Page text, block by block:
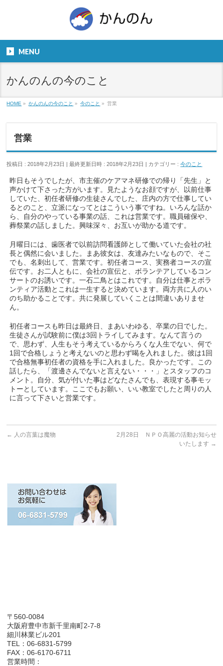
９：００～１８：００
MENU
かんのんの今のこと
HOME » かんのんの今のこと » 今のこと » 営業
営業
投稿日 : 2018年2月23日 最終更新日時 : 2018年2月23日 カテゴリー :今のこと
昨日もそうでしたが、市主催のケアマネ研修での帰り「先生」と
声かけて下さった方がいます。見たようなお顔ですが、以前仕事
していた、初任者研修の生徒さんでした、庄内の方で仕事してい
るとのこと、立派になってとはこういう事ですね。いろんな話か
ら、自分のやっている事業の話、これは営業です。職員確保や、
葬祭業の話しました。興味深々、お互いが助かる道です。
月曜日には、歯医者で以前訪問看護師として働いていた会社の社
長と偶然に会いました。まあ彼女は、友達みたいなもので、そこ
でも、名刺出して、営業です。初任者コース、実務者コースの宣
伝です。お二人ともに、会社の宣伝と、ボランテアしているコン
サートのお誘いです。一石二鳥とはこれです。自分は仕事とボラ
ンティア活動とこれは一生すると決めています。両方共に人のい
のち助かることです。共に発展していくことは間違いありませ
ん。
初任者コースも昨日は最終日、まあいわゆる、卒業の日でした。
生徒さんが試験前に僕は3回トライしてみます。なんて言うの
で、思わず、人生もそう考えているからろくな人生でない、何で
1回で合格しょうと考えないのと思わず喝を入れました。彼は1回
で合格無事初任者の資格を手に入れました。良かったです。この
話したら、「渡邊さんでないと言えない・・・」とスタッフのコ
メント。自分、気が付いた事はどなたさんでも、表現する事モッ
トーとしています。ここでもお願い、いい教室でしたと周りの人
に言って下さいと営業です。
← 人の言葉は魔物
2月28日 ＮＰＯ高麗の活動お知らせ
いたします →
〒560-0084
大阪府豊中市新千里南町2-7-8
細川林業ビル201
TEL：06-6831-5799
FAX：06-6170-6711
営業時間：